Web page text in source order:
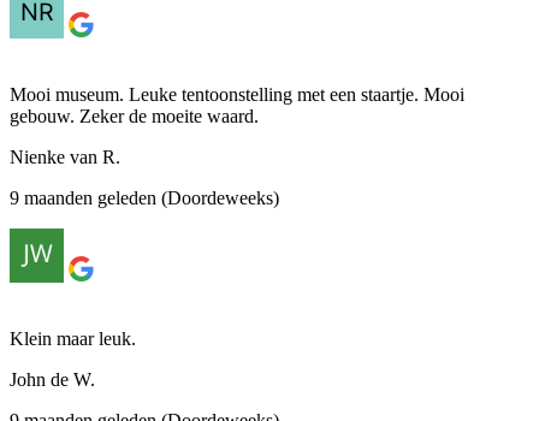
Mooi museum. Leuke tentoonstelling met een staartje. Mooi
gebouw. Zeker de moeite waard.
Nienke van R.
9 maanden geleden (Doordeweeks)
Klein maar leuk.
John de W.